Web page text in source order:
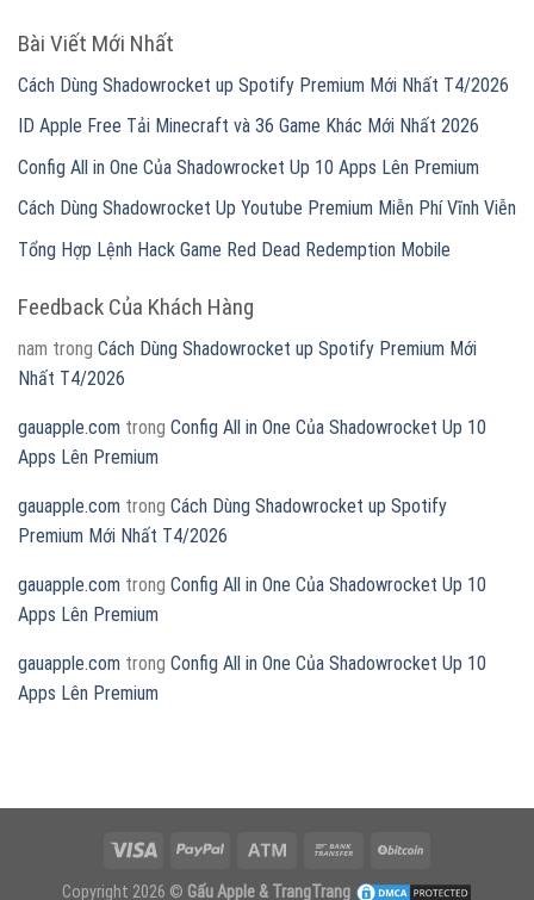
Bài Viết Mới Nhất
Cách Dùng Shadowrocket up Spotify Premium Mới Nhất T4/2026
ID Apple Free Tải Minecraft và 36 Game Khác Mới Nhất 2026
Config All in One Của Shadowrocket Up 10 Apps Lên Premium
Cách Dùng Shadowrocket Up Youtube Premium Miễn Phí Vĩnh Viễn
Tổng Hợp Lệnh Hack Game Red Dead Redemption Mobile
Feedback Của Khách Hàng
nam trong Cách Dùng Shadowrocket up Spotify Premium Mới
Nhất T4/2026
gauapple.com trong Config All in One Của Shadowrocket Up 10
Apps Lên Premium
gauapple.com trong Cách Dùng Shadowrocket up Spotify
Premium Mới Nhất T4/2026
gauapple.com trong Config All in One Của Shadowrocket Up 10
Apps Lên Premium
gauapple.com trong Config All in One Của Shadowrocket Up 10
Apps Lên Premium
Copyright 2026 © Gấu Apple & TrangTrang